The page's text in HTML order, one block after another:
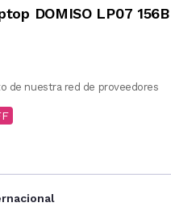
DOMISO LP07 156B
de nuestra red de proveedores